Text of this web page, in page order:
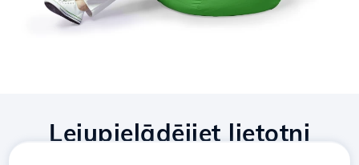
Lejupielādējiet lietotni